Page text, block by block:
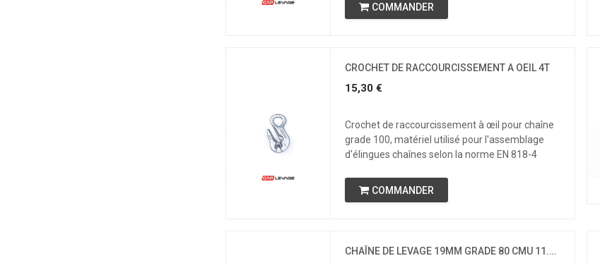
COMMANDER
CROCHET DE RACCOURCISSEMENT A OEIL 4T
15,30€
Crochet de raccourcissement à œil pour chaîne
grade 100, matériel utilisé pour l'assemblage
d'élingues chaînes selon la norme EN 818-4
COMMANDER
CHAÎNE DE LEVAGE 19MM GRADE 80 CMU 11.2 T